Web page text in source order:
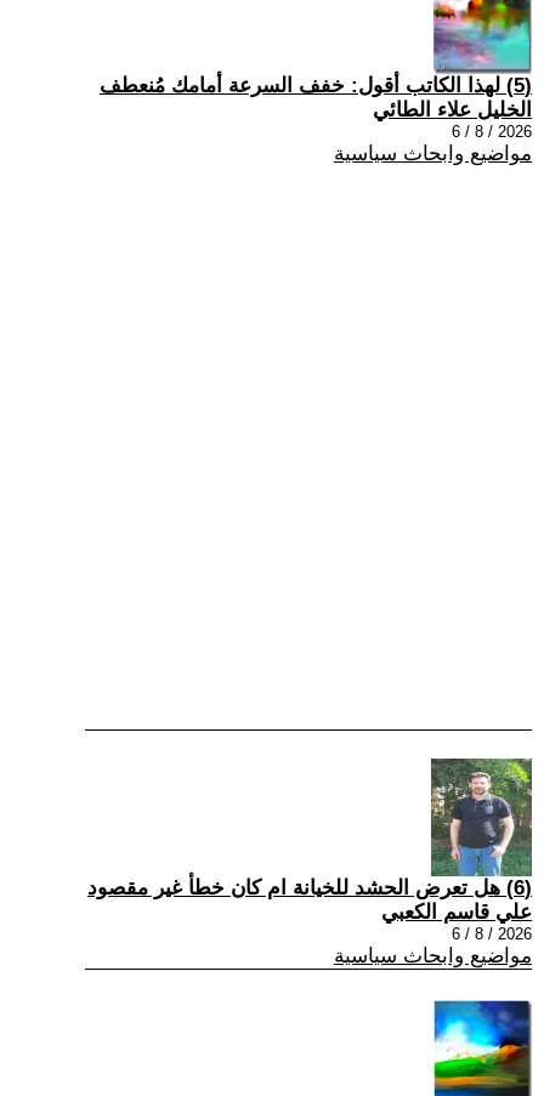
(5) لهذا الكاتب أقول: خفف السرعة أمامك مُنعطف
الخليل علاء الطائي
2026 / 8 / 6
مواضيع وابحاث سياسية
(6) هل تعرض الحشد للخيانة ام كان خطأ غير مقصود
علي قاسم الكعبي
2026 / 8 / 6
مواضيع وابحاث سياسية